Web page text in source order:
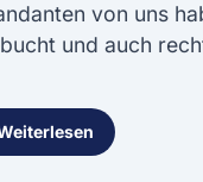
von uns
und auch